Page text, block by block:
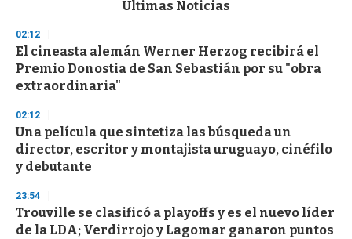
d
s
o
f
3
s
e
c
o
n
d
Últimas Noticias
02:12
El cineasta alemán Werner Herzog recibirá el
Premio Donostia de San Sebastián por su "obra
extraordinaria"
02:12
Una película que sintetiza las búsqueda un
director, escritor y montajista uruguayo, cinéfilo
y debutante
23:54
Trouville se clasificó a playoffs y es el nuevo líder
de la LDA; Verdirrojo y Lagomar ganaron puntos